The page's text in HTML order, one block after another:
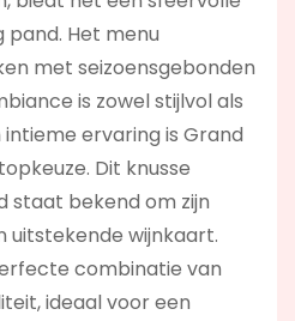
Het menu
met seizoensgebonden
is zowel stijlvol als
ervaring is Grand
Dit knusse
staat bekend om zijn
uitstekende wijnkaart.
combinatie van
ideaal voor een